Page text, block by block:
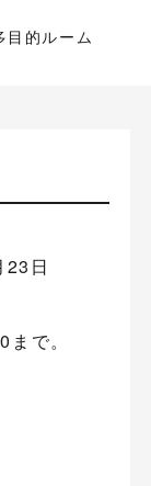
的ルーム
日
で。